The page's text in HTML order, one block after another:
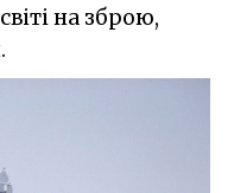
на зброю,